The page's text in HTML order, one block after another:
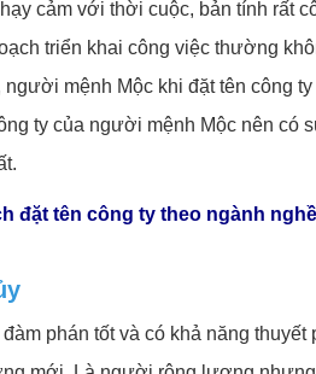
cảm với thời cuộc, bản tính rất
triển khai công việc thường
mệnh Mộc khi đặt tên công
ty của người mệnh Mộc nên có
đặt tên công ty theo ngành
phán tốt và có khả năng